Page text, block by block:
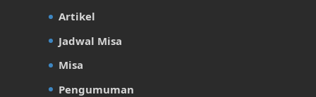
Artikel
Jadwal Misa
Misa
Pengumuman